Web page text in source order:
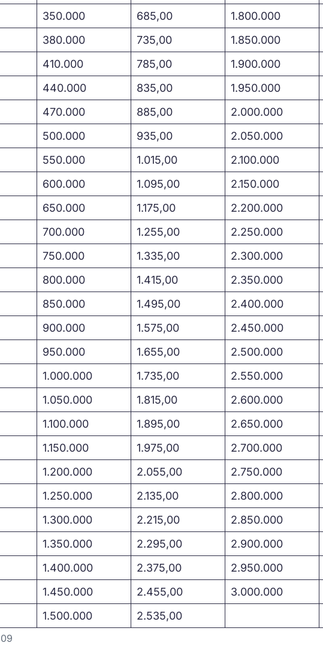
350.000 685,00 1.800.000
380.000 735,00 1.850.000
410.000 785,00 1.900.000
440.000 835,00 1.950.000
470.000 885,00 2.000.000
500.000 935,00 2.050.000
550.000 1.015,00 2.100.000
600.000 1.095,00 2.150.000
650.000 1.175,00 2.200.000
700.000 1.255,00 2.250.000
750.000 1.335,00 2.300.000
800.000 1.415,00 2.350.000
850.000 1.495,00 2.400.000
900.000 1.575,00 2.450.000
950.000 1.655,00 2.500.000
1.000.000 1.735,00 2.550.000
1.050.000 1.815,00 2.600.000
1.100.000 1.895,00 2.650.000
1.150.000 1.975,00 2.700.000
1.200.000 2.055,00 2.750.000
1.250.000 2.135,00 2.800.000
1.300.000 2.215,00 2.850.000
1.350.000 2.295,00 2.900.000
1.400.000 2.375,00 2.950.000
1.450.000 2.455,00 3.000.000
1.500.000 2.535,00